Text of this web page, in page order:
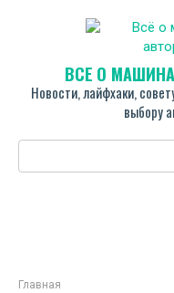
ВСЁ О
Новости, лайфхаки,
выбору
Поиск:
Главная